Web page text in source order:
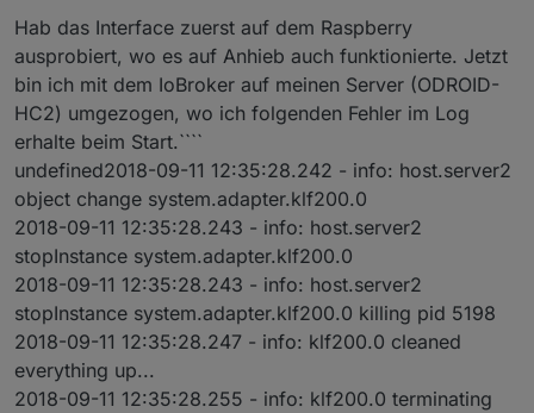
Hab das Interface zuerst auf dem Raspberry
ausprobiert, wo es auf Anhieb auch funktionierte. Jetzt
bin ich mit dem IoBroker auf meinen Server (ODROID-
HC2) umgezogen, wo ich folgenden Fehler im Log
erhalte beim Start.````
undefined2018-09-11 12:35:28.242 - info: host.server2
object change system.adapter.klf200.0
2018-09-11 12:35:28.243 - info: host.server2
stopInstance system.adapter.klf200.0
2018-09-11 12:35:28.243 - info: host.server2
stopInstance system.adapter.klf200.0 killing pid 5198
2018-09-11 12:35:28.247 - info: klf200.0 cleaned
everything up...
2018-09-11 12:35:28.255 - info: klf200.0 terminating